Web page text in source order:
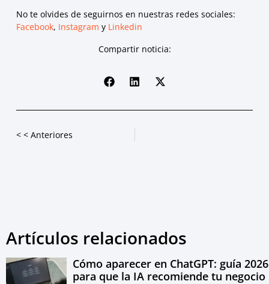
No te olvides de seguirnos en nuestras redes sociales:
Facebook, Instagram y Linkedin
Compartir noticia:
< < Anteriores
Artículos relacionados
Cómo aparecer en ChatGPT: guía 2026
para que la IA recomiende tu negocio